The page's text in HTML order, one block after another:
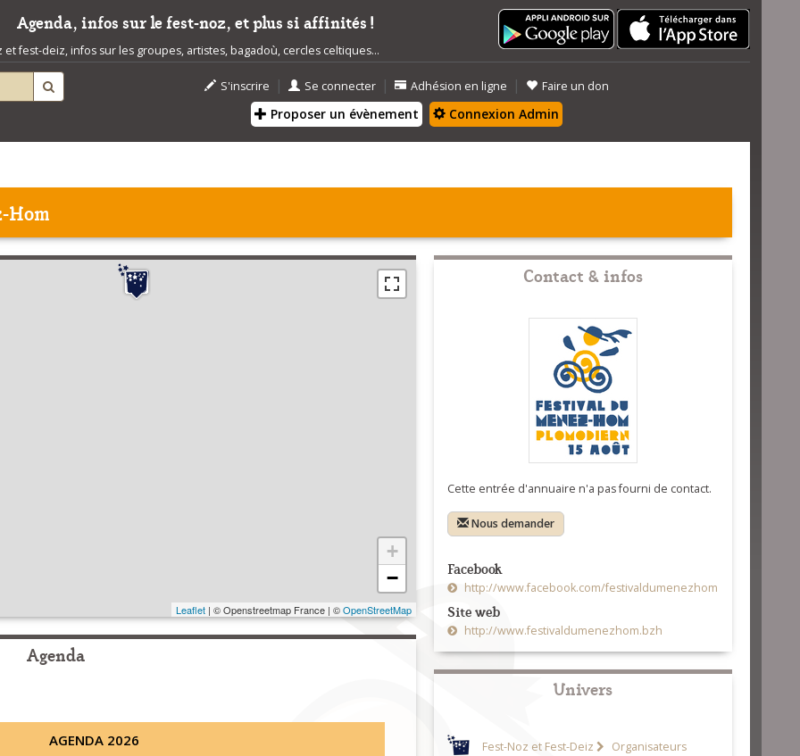
Agenda, infos sur le fest-noz, et plus si affinités !
fest-deiz, infos sur les groupes, artistes, bagadoù, cercles celtiques...
S'inscrire | Se connecter | Adhésion en ligne | Faire un don
Proposer un évènement Connexion Admin
Hom
+
−
Leaflet| © Openstreetmap France | ©OpenStreetMap
Agenda
AGENDA 2026
Contact & infos
Cette entrée d'annuaire n'a pas fourni de contact.
Nous demander
Facebook
http://www.facebook.com/festivaldumenezhom
Site web
http://www.festivaldumenezhom.bzh
Univers
Fest-Noz et Fest-Deiz Organisateurs